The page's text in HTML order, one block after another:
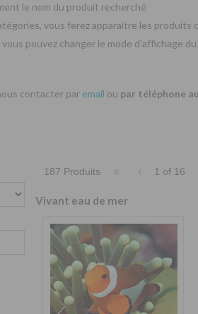
le nom du produit recherché
vous ferez apparaitre les produits
pouvez changer le mode d’affichage
contacter par email ou par téléphone
187 Produits « ‹ 1 of 16
Vivant eau de mer